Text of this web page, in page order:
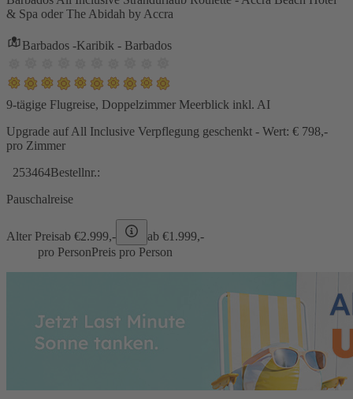
& Spa oder The Abidah by Accra
Barbados -Karibik - Barbados
9-tägige Flugreise, Doppelzimmer Meerblick inkl. AI
Upgrade auf All Inclusive Verpflegung geschenkt - Wert: € 798,-
pro Zimmer
253464Bestellnr.:
Pauschalreise
Alter Preisab €2.999,- ab €1.999,-
pro PersonPreis pro Person